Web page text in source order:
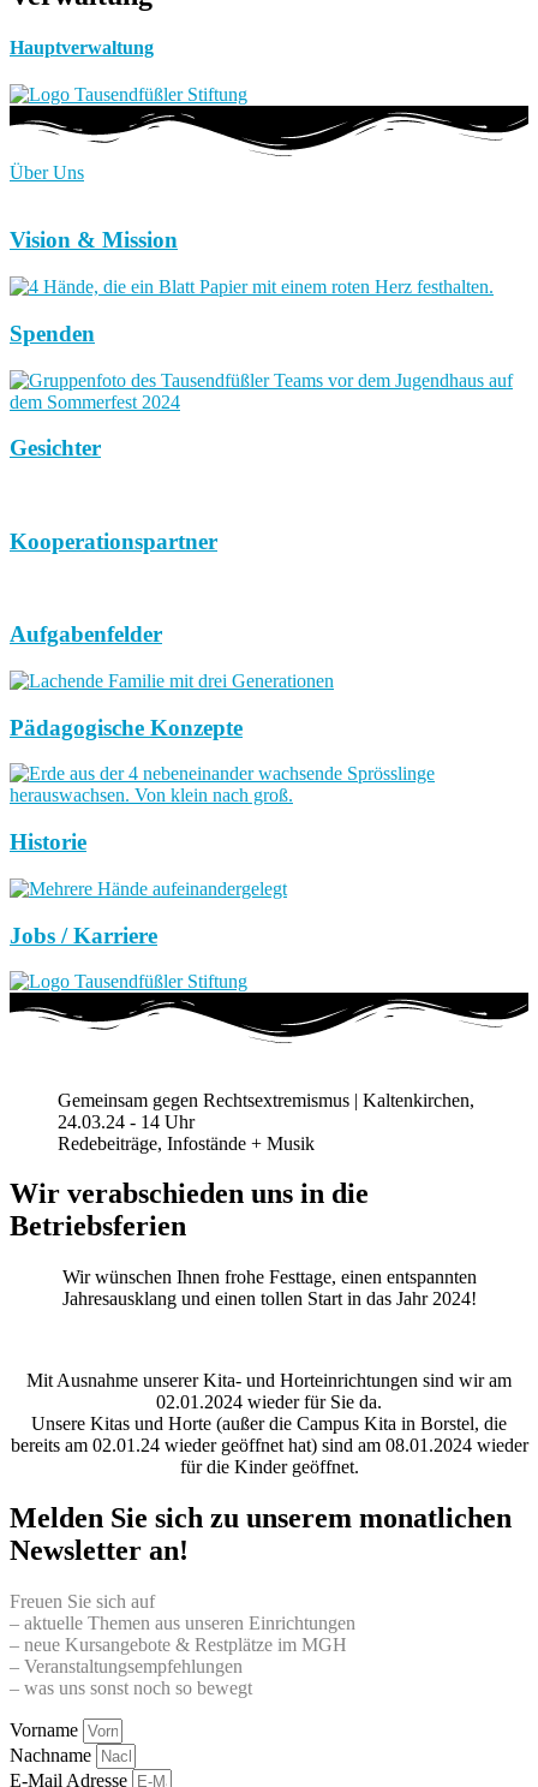
Hauptverwaltung
Über Uns
Vision & Mission
Spenden
Gesichter
Kooperationspartner
Aufgabenfelder
Pädagogische Konzepte
Historie
Jobs / Karriere
Gemeinsam gegen Rechtsextremismus | Kaltenkirchen,
24.03.24 - 14 Uhr
Redebeiträge, Infostände + Musik
Wir verabschieden uns in die
Betriebsferien
Wir wünschen Ihnen frohe Festtage, einen entspannten
Jahresausklang und einen tollen Start in das Jahr 2024!
Mit Ausnahme unserer Kita- und Horteinrichtungen sind wir am
02.01.2024 wieder für Sie da.
Unsere Kitas und Horte (außer die Campus Kita in Borstel, die
bereits am 02.01.24 wieder geöffnet hat) sind am 08.01.2024 wieder
für die Kinder geöffnet.
Melden Sie sich zu unserem monatlichen
Newsletter an!
Freuen Sie sich auf
– aktuelle Themen aus unseren Einrichtungen
– neue Kursangebote & Restplätze im MGH
– Veranstaltungsempfehlungen
– was uns sonst noch so bewegt
Vorname
Nachname
E-Mail Adresse